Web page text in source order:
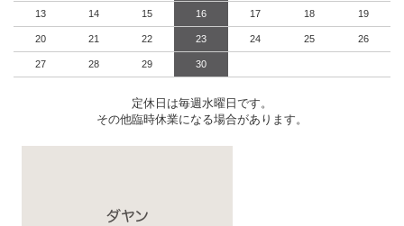
13 14 15 16 17 18 19
20 21 22 23 24 25 26
27 28 29 30
定休日は毎週水曜日です。
その他臨時休業になる場合があります。